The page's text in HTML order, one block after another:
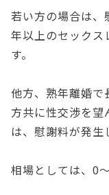
若い方の場合は、
年以上のセックス
す。
他方、熟年離婚で
方共に性交渉を望
は、慰謝料が発生
相場としては、0